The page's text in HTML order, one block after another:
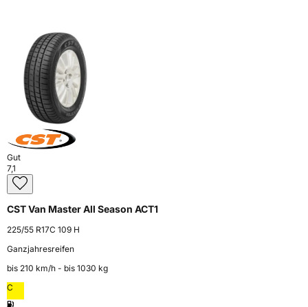
Gut
7,1
CST Van Master All Season ACT1
225/55 R17C 109 H
Ganzjahresreifen
bis 210 km⁠/⁠h - bis 1030 kg
C